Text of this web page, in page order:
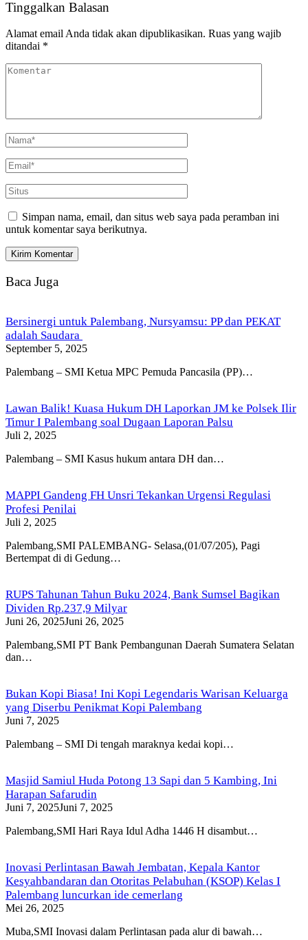
Tinggalkan Balasan
Alamat email Anda tidak akan dipublikasikan. Ruas yang wajib
ditandai *
Simpan nama, email, dan situs web saya pada peramban ini
untuk komentar saya berikutnya.
Baca Juga
Bersinergi untuk Palembang, Nursyamsu: PP dan PEKAT
adalah Saudara
September 5, 2025
Palembang – SMI Ketua MPC Pemuda Pancasila (PP)…
Lawan Balik! Kuasa Hukum DH Laporkan JM ke Polsek Ilir
Timur I Palembang soal Dugaan Laporan Palsu
Juli 2, 2025
Palembang – SMI Kasus hukum antara DH dan…
MAPPI Gandeng FH Unsri Tekankan Urgensi Regulasi
Profesi Penilai
Juli 2, 2025
Palembang,SMI PALEMBANG- Selasa,(01/07/205), Pagi
Bertempat di di Gedung…
RUPS Tahunan Tahun Buku 2024, Bank Sumsel Bagikan
Dividen Rp.237,9 Milyar
Juni 26, 2025Juni 26, 2025
Palembang,SMI PT Bank Pembangunan Daerah Sumatera Selatan
dan…
Bukan Kopi Biasa! Ini Kopi Legendaris Warisan Keluarga
yang Diserbu Penikmat Kopi Palembang
Juni 7, 2025
Palembang – SMI Di tengah maraknya kedai kopi…
Masjid Samiul Huda Potong 13 Sapi dan 5 Kambing, Ini
Harapan Safarudin
Juni 7, 2025Juni 7, 2025
Palembang,SMI Hari Raya Idul Adha 1446 H disambut…
Inovasi Perlintasan Bawah Jembatan, Kepala Kantor
Kesyahbandaran dan Otoritas Pelabuhan (KSOP) Kelas I
Palembang luncurkan ide cemerlang
Mei 26, 2025
Muba,SMI Inovasi dalam Perlintasan pada alur di bawah…